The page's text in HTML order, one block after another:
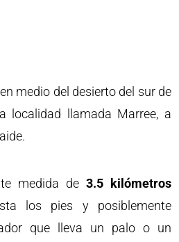
medio del desierto del sur de
localidad llamada Marree, a
medida de 3.5 kilómetros
los pies y posiblemente
que lleva un palo o un